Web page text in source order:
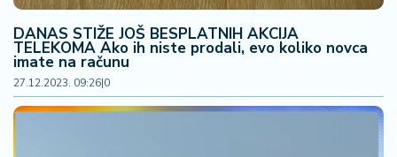
DANAS STIŽE JOŠ BESPLATNIH AKCIJA
TELEKOMA Ako ih niste prodali, evo koliko novca
imate na računu
27.12.2023. 09:26|0